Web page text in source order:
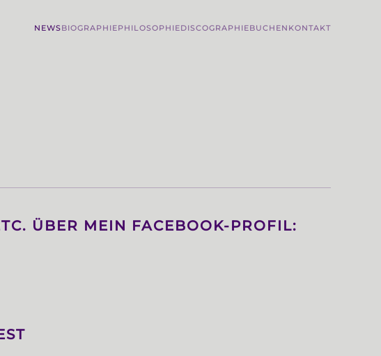
NEWSBIOGRAPHIEPHILOSOPHIEDISCOGRAPHIEBUCHEN KONTAKT
ÜBER MEIN FACEBOOK-PROFIL: